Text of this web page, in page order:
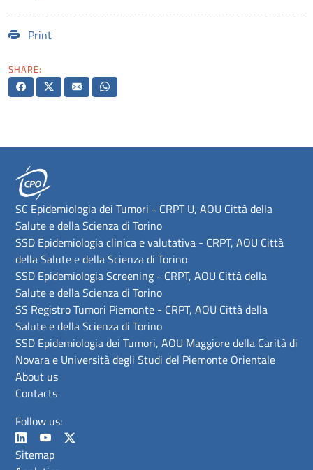
Print
SHARE:
SC Epidemiologia dei Tumori - CRPT U, AOU Città della
Salute e della Scienza di Torino
SSD Epidemiologia clinica e valutativa - CRPT, AOU Città
della Salute e della Scienza di Torino
SSD Epidemiologia Screening - CRPT, AOU Città della
Salute e della Scienza di Torino
SS Registro Tumori Piemonte - CRPT, AOU Città della
Salute e della Scienza di Torino
SSD Epidemiologia dei Tumori, AOU Maggiore della Carità di
Novara e Università degli Studi del Piemonte Orientale
About us
Contacts
Follow us:
Sitemap